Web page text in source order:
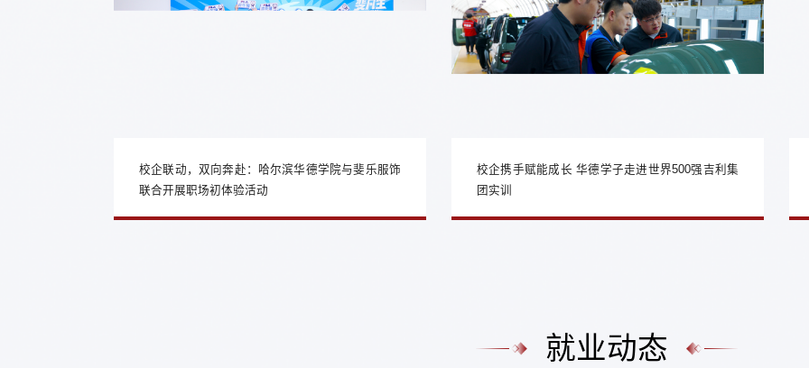
校企联动，双向奔赴：哈尔滨华德学院与斐乐服饰
联合开展职场初体验活动
校企携手赋能成长 华德学子走进世界500强吉利集
团实训
就业动态